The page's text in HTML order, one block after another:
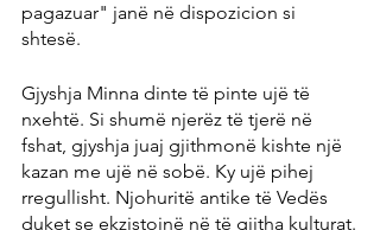
pagazuar" janë në dispozicion si
shtesë.
Gjyshja Minna dinte të pinte ujë të
nxehtë. Si shumë njerëz të tjerë në
fshat, gjyshja juaj gjithmonë kishte një
kazan me ujë në sobë. Ky ujë pihej
rregullisht. Njohuritë antike të Vedës
duket se ekzistojnë në të gjitha kulturat.